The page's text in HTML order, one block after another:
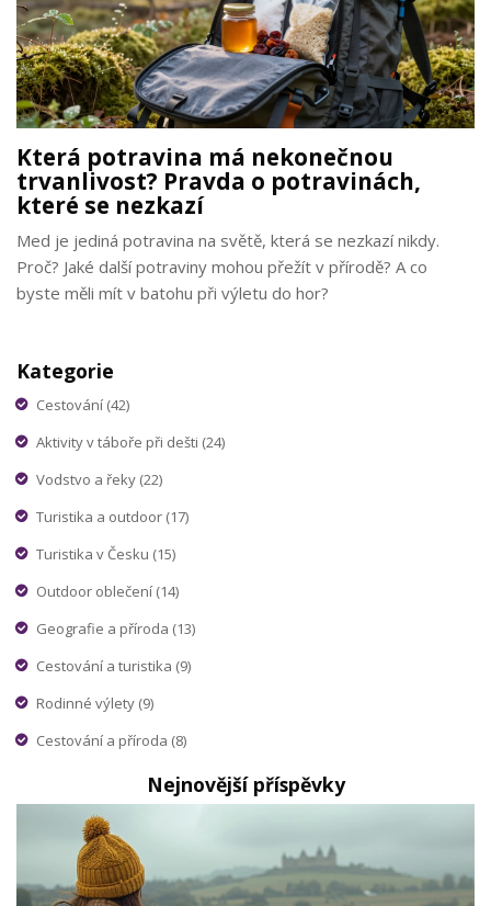
Která potravina má nekonečnou
trvanlivost? Pravda o potravinách,
které se nezkazí
Med je jediná potravina na světě, která se nezkazí nikdy.
Proč? Jaké další potraviny mohou přežít v přírodě? A co
byste měli mít v batohu při výletu do hor?
Kategorie
Cestování (42)
Aktivity v táboře při dešti (24)
Vodstvo a řeky (22)
Turistika a outdoor (17)
Turistika v Česku (15)
Outdoor oblečení (14)
Geografie a příroda (13)
Cestování a turistika (9)
Rodinné výlety (9)
Cestování a příroda (8)
Nejnovější příspěvky